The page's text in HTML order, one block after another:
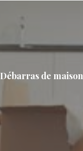
Débarras de maison